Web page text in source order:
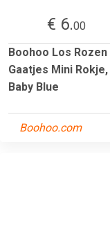
€ 6.00
Boohoo Los Rozen
Gaatjes Mini Rokje,
Baby Blue
Boohoo.com